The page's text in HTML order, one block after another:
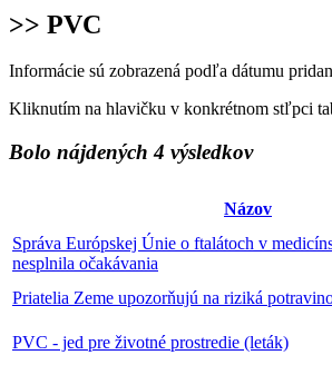
>> PVC
Informácie sú zobrazená podľa dátumu
Kliknutím na hlavičku v konkrétnom stľpci
Bolo nájdených 4 výsledkov
Názov
Správa Európskej Únie o ftalátoch v
nesplnila očakávania
Priatelia Zeme upozorňujú na riziká
PVC - jed pre životné prostredie (leták)